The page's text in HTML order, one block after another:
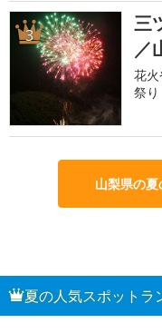
3
三
／
花
祭り
山梨県の
夏の人気スポットラ